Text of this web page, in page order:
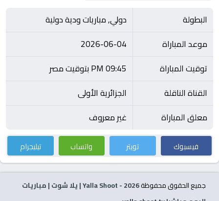
البطولة
دولي, مباريات ودية دولية
موعد المباراة
2026-06-04
توقيت المباراة
09:45 PM بتوقيت مصر
القناة الناقلة
الجزائرية الأولى
معلق المباراة
غير معروف
فيسبوك تويتر واتساب تيليجرام
جميع الحقوق محفوظة2026
- Yalla Shoot | يلا شوت | مباريات